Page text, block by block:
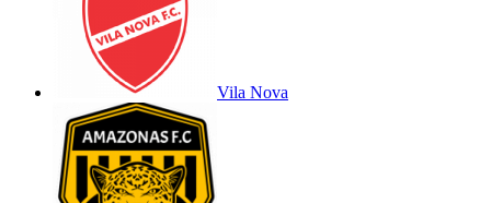
Vila Nova